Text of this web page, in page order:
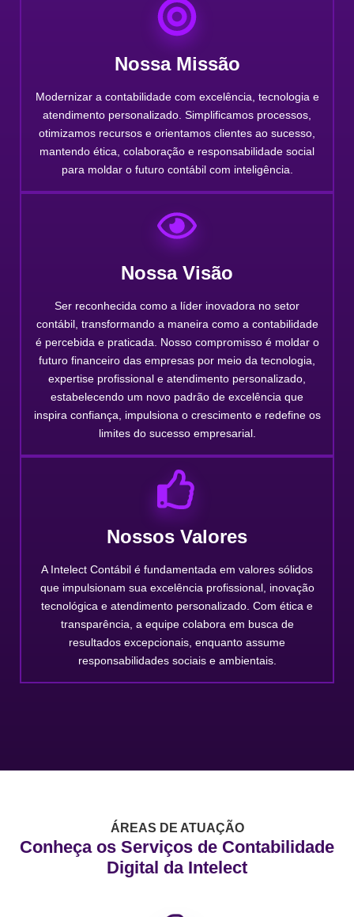
Nossa Missão
Modernizar a contabilidade com excelência, tecnologia e
atendimento personalizado. Simplificamos processos,
otimizamos recursos e orientamos clientes ao sucesso,
mantendo ética, colaboração e responsabilidade social
para moldar o futuro contábil com inteligência.
Nossa Visão
Ser reconhecida como a líder inovadora no setor
contábil, transformando a maneira como a contabilidade
é percebida e praticada. Nosso compromisso é moldar o
futuro financeiro das empresas por meio da tecnologia,
expertise profissional e atendimento personalizado,
estabelecendo um novo padrão de excelência que
inspira confiança, impulsiona o crescimento e redefine os
limites do sucesso empresarial.
Nossos Valores
A Intelect Contábil é fundamentada em valores sólidos
que impulsionam sua excelência profissional, inovação
tecnológica e atendimento personalizado. Com ética e
transparência, a equipe colabora em busca de
resultados excepcionais, enquanto assume
responsabilidades sociais e ambientais.
ÁREAS DE ATUAÇÃO
Conheça os Serviços de Contabilidade
Digital da Intelect